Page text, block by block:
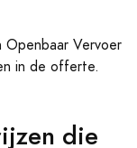
Openbaar Vervoer
in de offerte.
die